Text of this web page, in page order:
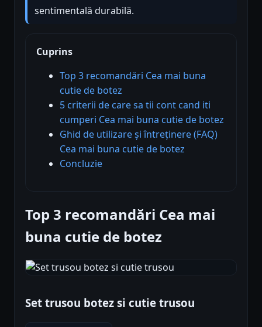
sentimentală durabilă.
Cuprins
Top 3 recomandări Cea mai buna
cutie de botez
5 criterii de care sa tii cont cand iti
cumperi Cea mai buna cutie de botez
Ghid de utilizare și întreținere (FAQ)
Cea mai buna cutie de botez
Concluzie
Top 3 recomandări Cea mai
buna cutie de botez
Set trusou botez si cutie trusou